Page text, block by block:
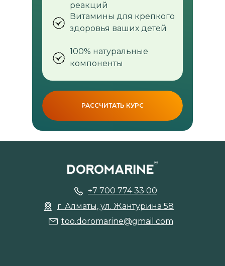
100% натуральные
компоненты
Витамины для крепкого
здоровья ваших детей
реакций
РАССЧИТАТЬ КУРС
+7 700 774 33 00
г. Алматы, ул. Жантурина 58
too.doromarine@gmail.com